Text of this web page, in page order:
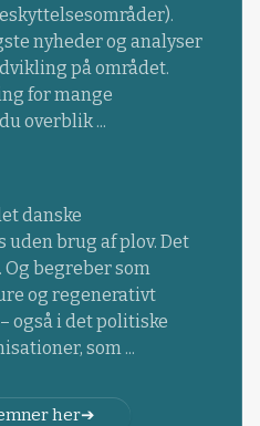
nyheder og analyser
på området.
for mange
overblik ...
danske
brug af plov. Det
begreber som
og regenerativt
også i det politiske
som ...
her